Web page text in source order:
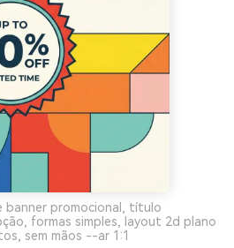
banner promocional, título
formas simples, layout 2d plano
sem mãos --ar 1:1